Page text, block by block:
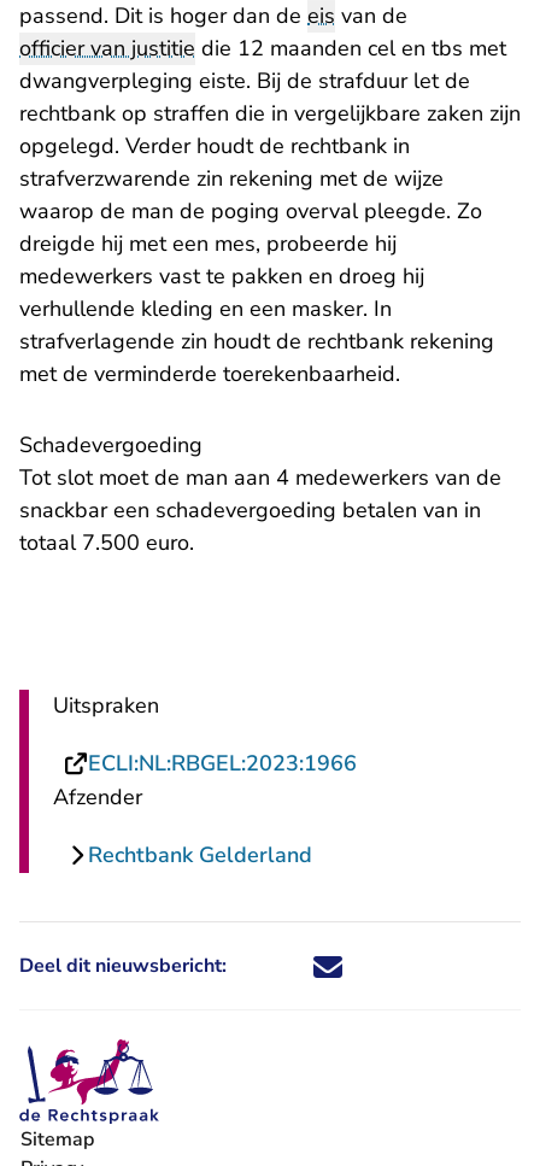
passend. Dit is hoger dan de eis van de
officier van justitie die 12 maanden cel en tbs met
dwangverpleging eiste. Bij de strafduur let de
rechtbank op straffen die in vergelijkbare zaken zijn
opgelegd. Verder houdt de rechtbank in
strafverzwarende zin rekening met de wijze
waarop de man de poging overval pleegde. Zo
dreigde hij met een mes, probeerde hij
medewerkers vast te pakken en droeg hij
verhullende kleding en een masker. In
strafverlagende zin houdt de rechtbank rekening
met de verminderde toerekenbaarheid.
Schadevergoeding
Tot slot moet de man aan 4 medewerkers van de
snackbar een schadevergoeding betalen van in
totaal 7.500 euro.
Uitspraken
ECLI:NL:RBGEL:2023:1966
Afzender
Rechtbank Gelderland
Deel dit nieuwsbericht: Deel dit nieuwsbericht via X -
Deel dit nieuwsbericht via
Deel dit nieuwsbericht
Deel dit
Sitemap